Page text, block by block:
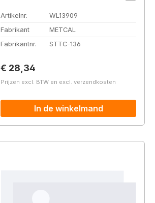
Artikelnr.
WL13909
Fabrikant
METCAL
Fabrikantnr.
STTC-136
Normale prijs:
€ 28,34
Prijzen excl. BTW en excl. verzendkosten
In de winkelmand